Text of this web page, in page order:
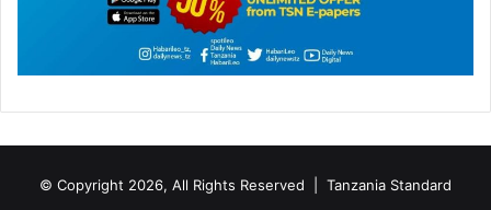
© Copyright 2026, All Rights Reserved | Tanzania Standard